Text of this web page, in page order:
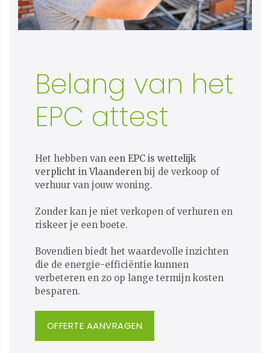
Belang van het
EPC attest
Het hebben van een EPC is wettelijk
verplicht in Vlaanderen bij de verkoop of
verhuur van jouw woning.
​​​​​​​Zonder kan je niet verkopen of verhuren en
riskeer je een boete.
Bovendien biedt het waardevolle inzichten
die de energie-efficiëntie kunnen
verbeteren en zo op lange termijn kosten
besparen.
OFFERTE AANVRAGEN